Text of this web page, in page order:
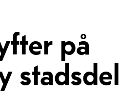
på
stadsdel